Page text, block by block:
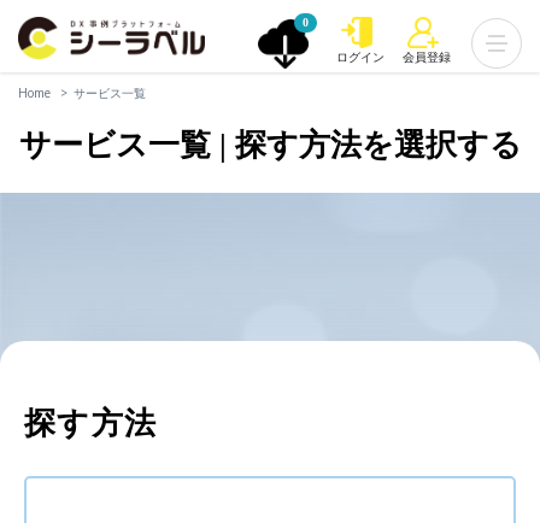
0
ログイン 会員登録
Home サービス一覧
サービス一覧 | 探す方法を選択する
探す方法